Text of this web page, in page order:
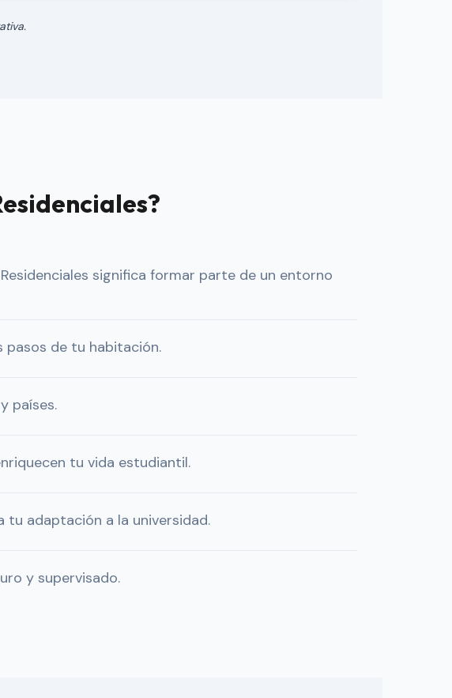
significa formar parte de un entorno
pasos de tu habitación.
países.
tu vida estudiantil.
adaptación a la universidad.
y supervisado.